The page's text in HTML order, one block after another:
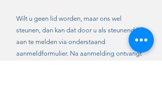
Wilt u geen lid worden, maar ons wel
steunen, dan kan dat door u als steunend lid
aan te melden via onderstaand
aanmeldformulier. Na aanmelding ontvangt